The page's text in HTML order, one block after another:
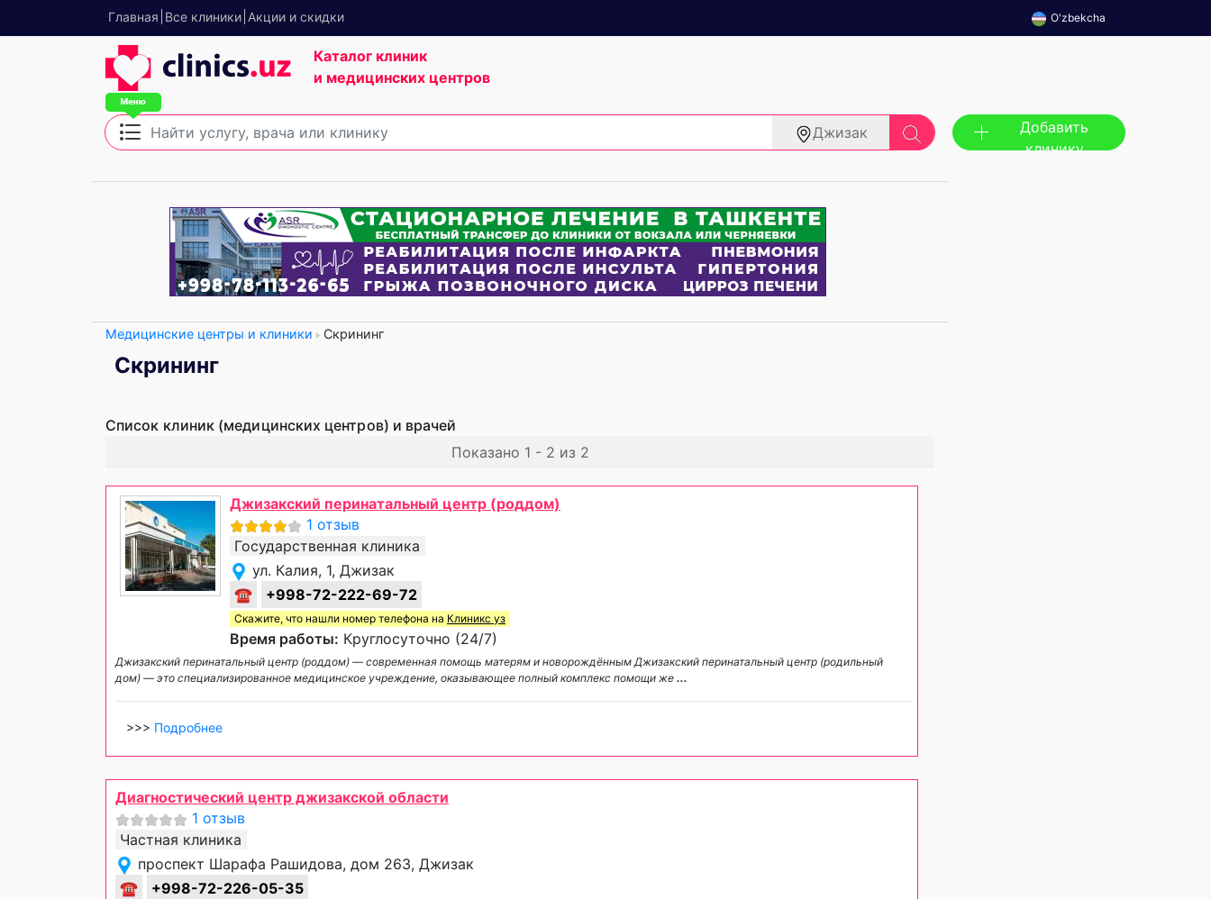
Главная Все клиники Акции и скидки O'zbekcha
Каталог клиник
и медицинских центров
Джизак
Добавить
клинику
Медицинские центры и клиники Скрининг
Скрининг
Список клиник (медицинских центров) и врачей
Показано 1 - 2 из 2
Джизакский перинатальный центр (роддом)
1 отзыв
Государственная клиника
ул. Калия, 1, Джизак
☎
+998-72-222-69-72
Скажите, что нашли номер телефона на Клиникс уз
Время работы: Круглосуточно (24/7)
Джизакский перинатальный центр (роддом) — современная помощь матерям и новорождённым Джизакский перинатальный центр (родильный
дом) — это специализированное медицинское учреждение, оказывающее полный комплекс помощи же ...
>>> Подробнее
Диагностический центр джизакской области
1 отзыв
Частная клиника
проспект Шарафа Рашидова, дом 263, Джизак
☎
+998-72-226-05-35